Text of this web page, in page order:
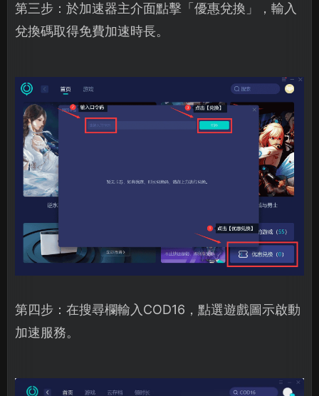
第三步：於加速器主介面點擊「優惠兌換」，輸入
兌換碼取得免費加速時長。
第四步：在搜尋欄輸入COD16，點選遊戲圖示啟動
加速服務。